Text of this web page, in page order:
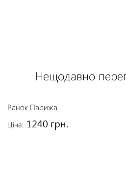
Нещодавно
Ранок Парижа
Ціна: 1240 грн.